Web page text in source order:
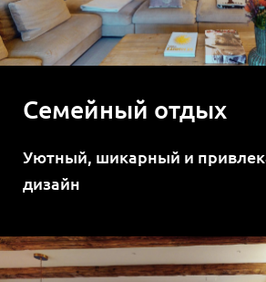
Семейный отдых
Уютный, шикарный и
дизайн